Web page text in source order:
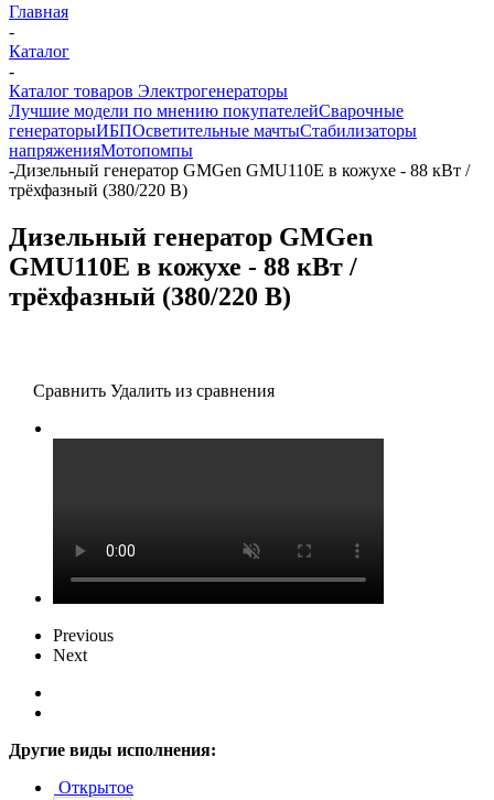
Главная
-
Каталог
-
Каталог товаров Электрогенераторы
Лучшие модели по мнению покупателейСварочные
генераторыИБПОсветительные мачтыСтабилизаторы
напряженияМотопомпы
-Дизельный генератор GMGen GMU110E в кожухе - 88 кВт /
трёхфазный (380/220 В)
Дизельный генератор GMGen
GMU110E в кожухе - 88 кВт /
трёхфазный (380/220 В)
Сравнить Удалить из сравнения
Previous
Next
Другие виды исполнения:
Открытое